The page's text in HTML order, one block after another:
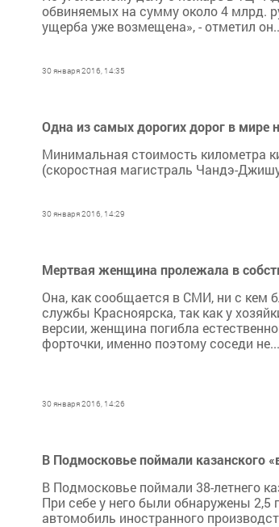
обвиняемых на сумму около 4 млрд.
ущерба уже возмещена», - отметил
30 января 2016, 14:35
Одна из самых дорогих дорог в
Минимальная стоимость километра
(скоростная магистраль Чандэ-
30 января 2016, 14:29
Мертвая женщина пролежала в
Она, как сообщается в СМИ, ни с кем
службы Красноярска, так как у
версии, женщина погибла
форточки, именно поэтому соседи не...
30 января 2016, 14:26
В Подмосковье поймали казанского
В Подмосковье поймали 38-летнего
При себе у него были обнаружены 2,5
автомобиль иностранного